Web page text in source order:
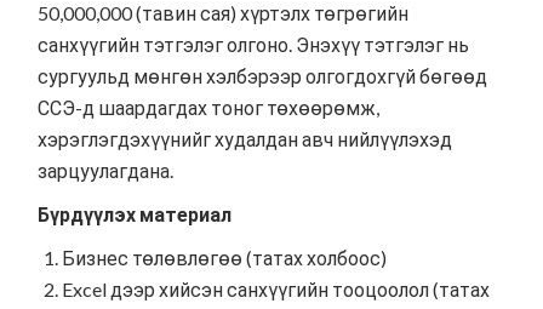
50,000,000 (тавин сая) хүртэлх төгрөгийн
санхүүгийн тэтгэлэг олгоно. Энэхүү тэтгэлэг нь
сургуульд мөнгөн хэлбэрээр олгогдохгүй бөгөөд
ССЭ-д шаардагдах тоног төхөөрөмж,
хэрэглэгдэхүүнийг худалдан авч нийлүүлэхэд
зарцуулагдана.
Бүрдүүлэх материал
Бизнес төлөвлөгөө (татах холбоос)
Excel дээр хийсэн санхүүгийн тооцоолол (татах